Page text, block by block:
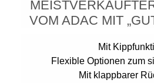
VOM ADAC MIT
Mit
Flexible Optionen zum
Mit klappbarer